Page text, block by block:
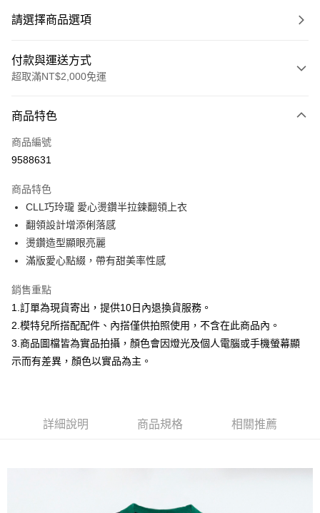
請選擇商品選項
付款與運送方式
超取滿NT$2,000免運
信用卡一次付款
信用卡分期付款
合作金庫商業銀行
華南商業銀行
彰化商業銀行
上海商業儲蓄銀行
國泰世華商業銀行
臺灣中小企業銀行
聯邦商業銀行
元大商業銀行
永豐商業銀行
台新國際商業銀行
中國信託商業銀行
台灣樂天信用卡公司
超商取貨付款
LINE Pay
Apple Pay
悠遊付
Google Pay
大哥付你分期
2.付款方式選擇「大哥付你分期」，訂單成立後會自動跳轉到大哥付的交易
流程，驗證手機門號後，選擇欲分期的期數、繳款截止日，確認付款後即完
4.訂單成立30分鐘內，如未前往確認交易或遇審核未通過，訂單將自動取
相關說明
３．安心：先確認商品／服務後，再付款。
商品特色
商品編號
9588631
商品特色
CLL巧玲瓏 愛心燙鑽半拉鍊翻領上衣
翻領設計增添俐落感
燙鑽造型顯眼亮麗
滿版愛心點綴，帶有甜美率性感
銷售重點
1.訂單為現貨寄出，提供10日內退換貨服務。
2.模特兒所搭配配件、內搭僅供拍照使用，不含在此商品內。
3.商品圖檔皆為實品拍攝，顏色會因燈光及個人電腦或手機螢幕顯
示而有差異，顏色以實品為主。
詳細說明 商品規格 相關推薦